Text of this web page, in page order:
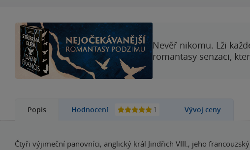
Nevěř nikomu. Lži
romantasy senzaci,
Popis Hodnocení 1 Vývoj ceny
Čtyři výjimeční panovníci, anglický král Jindřich VIII., jeho francouzský